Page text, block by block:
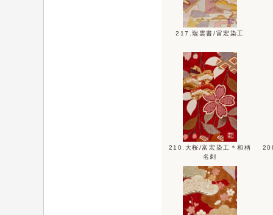
217.瑞雲書/富宏染工
210.大桜/富宏染工＊和柄
名刺